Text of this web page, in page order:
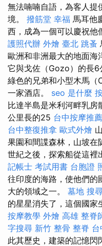
無法喃喃自語，為客人提
境。 撥筋堂 幸福 馬耳他
西，成為一個可以慶祝他
護照代辦 外燴 臺北 跳蚤
歐洲和非洲最大的地面海
它與戈佐（Gozo）的長
綠色的兄弟和小型木馬
一家酒店。 seo 是什麼
比達半島是米利河畔乳
公里長的25 台中按摩推薦
台中整復推拿 歐式外燴
果園和間諜森林，山坡在
世紀之後，探索船從這裡
記帳士 考試用書 台胞證
往印度的海路，使他們的
大的領域之一。 墓地 搜
的星星消失了，這個國家
按摩教學 外燴 高雄 整脊
字搜尋 新竹 整骨 整脊
此其歷史，建築的記憶閃